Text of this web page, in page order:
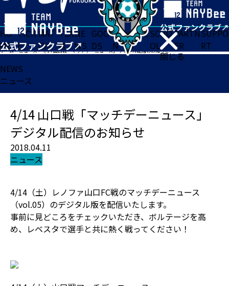
閉じる
HO
ME
TICK
ET
MAT
CH
TEA
M
NE
WS
GOO
DS
FA
N
ACADE
MY
SCHO
OL
PARTN
ER
SUPPO
RT
ホーム>ニュース>4/14 山口戦「マッチデーニュース」 デジタル配信のお知らせ
NEWS
ニュース
4/14 山口戦「マッチデーニュース」
デジタル配信のお知らせ
2018.04.11
ニュース
4/14（土）レノファ山口FC戦のマッチデーニュース
（vol.05）のデジタル版を配信いたします。
事前に見どころをチェックいただき、ボルテージを高
め、レベスタで選手と共に熱く戦ってください！